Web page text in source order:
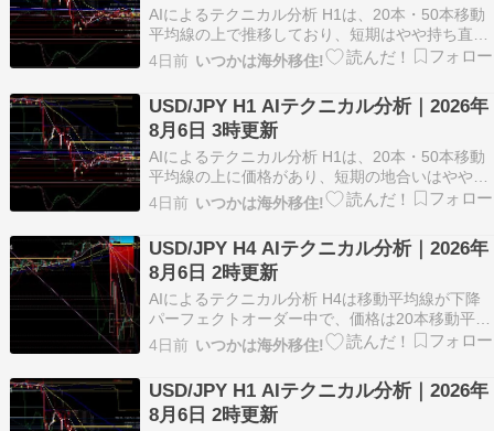
AIによるテクニカル分析 H1は、20本・50本移動
平均線の上で推移しており、短期はやや持ち直し
気味ですが、移動平均線全体の状態は「トレンド
なし」で、強い一方向性はまだ出ていません。
ADX(14)は22.71から19.85へ低下し、DIも+DI
17.83、-DI 17.39と…
4日前 いつかは海外移住!
USD/JPY H1 AIテクニカル分析｜2026年
8月6日 3時更新
AIによるテクニカル分析 H1は、20本・50本移動
平均線の上に価格があり、短期の地合いはやや上
向きです。ただし、ADXは22.71とトレンド強度
は強すぎず、RSIは53.25へ低下しているため、上
昇の勢いは一服気味です。価格は一目均衡表の雲
の中にあり、方向感はあるものの、まだ…
4日前 いつかは海外移住!
USD/JPY H4 AIテクニカル分析｜2026年
8月6日 2時更新
AIによるテクニカル分析 H4は移動平均線が下降
パーフェクトオーダー中で、価格は20本移動平均
線157.577をわずかに上回る一方、50本移動平均
線160.837や200本移動平均線161.823の下にあ
り、中期の下向き圧力がまだ優勢です。RSI(9)は
44.52へ41.88か…
4日前 いつかは海外移住!
USD/JPY H1 AIテクニカル分析｜2026年
8月6日 2時更新